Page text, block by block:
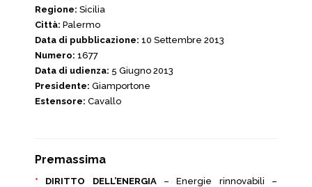
Regione: Sicilia
Città: Palermo
Data di pubblicazione: 10 Settembre 2013
Numero: 1677
Data di udienza: 5 Giugno 2013
Presidente: Giamportone
Estensore: Cavallo
Premassima
* DIRITTO DELL’ENERGIA – Energie rinnovabili –